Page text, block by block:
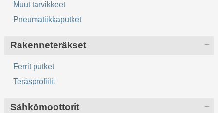
Muut tarvikkeet
Pneumatiikkaputket
Rakenneteräkset
Ferrit putket
Teräsprofiilit
Sähkömoottorit